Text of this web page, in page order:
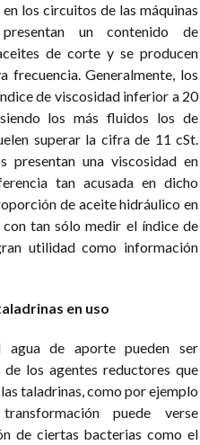
los circuitos de las máquinas
un contenido de
de corte y se producen
frecuencia. Generalmente, los
de viscosidad inferior a 20
los más fluidos los de
superar la cifra de 11 cSt.
presentan una viscosidad en
tan acusada en dicho
de aceite hidráulico en
tan sólo medir el índice de
utilidad como información
en uso
agua de aporte pueden ser
los agentes reductores que
taladrinas, como por ejemplo
puede verse
de ciertas bacterias como el